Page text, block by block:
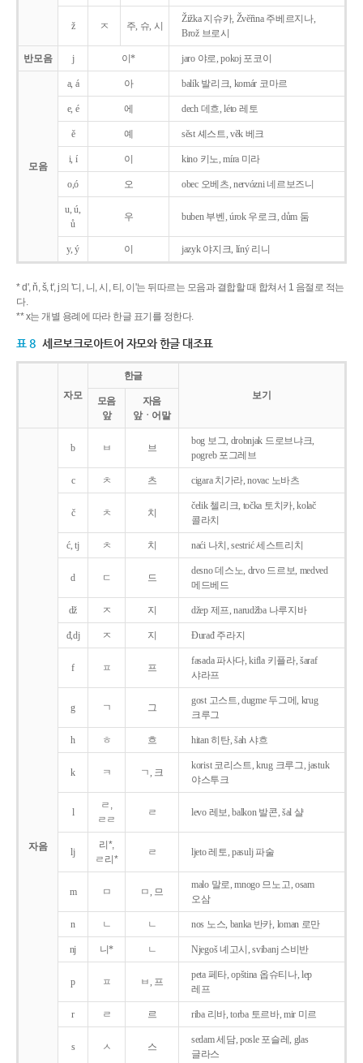
ž ㅈ 주, 슈, 시
Žižka 지슈카, Žvěřina 주베르지나,
Brož 브로시
반모음 j 이* jaro 야로, pokoj 포코이
모음
a, á 아 balík 발리크, komár 코마르
e, é 에 dech 데흐, léto 레토
ě 예 sěst 셰스트, věk 베크
i, í 이 kino 키노, míra 미라
o,ó 오 obec 오베츠, nervózni 네르보즈니
u, ú,
ů
우 buben 부벤, úrok 우로크, dům 둠
y, ý 이 jazyk야지크, líný 리니
* d', ň, š, t', j의 '디, 니, 시, 티, 이'는 뒤따르는 모음과 결합할 때 합쳐서 1 음절로 적는
다.
** x는 개별 용례에 따라 한글 표기를 정한다.
표 8 세르보크로아트어 자모와 한글 대조표
자모
한글
보기
모음
앞
자음
앞ㆍ어말
자음
b ㅂ 브
bog 보그, drobnjak 드로브냐크,
pogreb 포그레브
c ㅊ 츠 cigara 치가라, novac 노바츠
č ㅊ 치
čelik 첼리크, točka 토치카, kolač
콜라치
ć, tj ㅊ 치 naći 나치, sestrić 세스트리치
d ㄷ 드
desno 데스노, drvo 드르보, medved
메드베드
dž ㅈ 지 džep 제프, narudžba 나루지바
đ,dj ㅈ 지 Ðurađ 주라지
f ㅍ 프
fasada 파사다, kifla 키플라, šaraf
샤라프
g ㄱ 그
gost 고스트, dugme 두그메, krug
크루그
h ㅎ 흐 hitan 히탄, šah 샤흐
k ㅋ ㄱ, 크
korist 코리스트, krug 크루그, jastuk
야스투크
l
ㄹ,
ㄹㄹ
ㄹ levo 레보, balkon 발콘, šal 샬
lj
리*,
ㄹ리*
ㄹ ljeto 레토, pasulj 파술
m ㅁ ㅁ, 므
malo 말로, mnogo 므노고, osam
오삼
n ㄴ ㄴ nos 노스, banka 반카, loman 로만
nj 니* ㄴ Njegoš 녜고시, svibanj 스비반
p ㅍ ㅂ, 프
peta 페타, opština 옵슈티나, lep
레프
r ㄹ 르 riba 리바, torba 토르바, mir 미르
s ㅅ 스
sedam 세담, posle 포슬레, glas
글라스